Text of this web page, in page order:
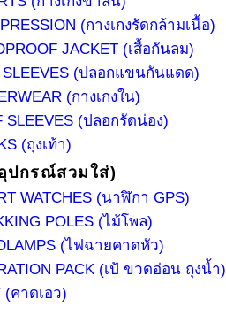
(กางเกงรัดกล้ามเนื้อ)
JACKET (เสื้อกันลม)
SLEEVES (ปลอกแขนกันแดด)
(กางเกงใน)
SLEEVES (ปลอกรัดน่อง)
(ถุงเท้า)
ปกรณ์สวมใส่)
WATCHES (นาฬิกา GPS)
POLES (ไม้โพล)
(ไฟฉายคาดหัว)
PACK (เป้ ขวดอ่อน ถุงน้ำ)
(คาดเอว)